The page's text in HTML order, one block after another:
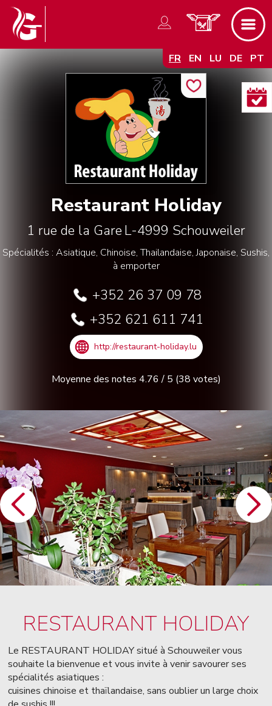
FR EN LU DE PT
Restaurant Holiday
1 rue de la Gare L-4999 Schouweiler
Spécialités : Asiatique, Chinoise, Thailandaise, Japonaise, Sushis,
à emporter
+352 26 37 09 78
+352 621 611 741
http://restaurant-holiday.lu
Moyenne des notes 4.76 / 5 (38 votes)
RESTAURANT HOLIDAY
Le RESTAURANT HOLIDAY situé à Schouweiler vous
souhaite la bienvenue et vous invite à venir savourer ses
spécialités asiatiques :
cuisines chinoise et thaïlandaise, sans oublier un large choix